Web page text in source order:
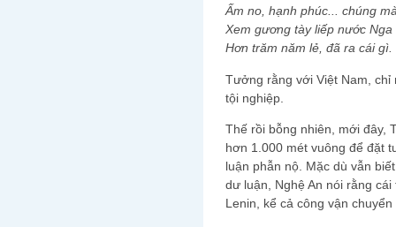
Ấm no, hạnh phúc... chúng
Xem gương tày liếp nước Nga
Hơn trăm năm lẻ, đã ra cái gì.
Tưởng rằng với Việt Nam,
tội nghiệp.
Thế rồi bỗng nhiên, mới đây,
hơn 1.000 mét vuông để đặt
luận phẫn nộ. Mặc dù vẫn
dư luận, Nghệ An nói rằng
Lenin, kể cả công vận